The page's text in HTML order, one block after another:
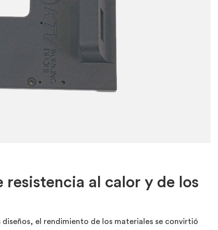
resistencia al calor y de los
el rendimiento de los materiales se convirtió